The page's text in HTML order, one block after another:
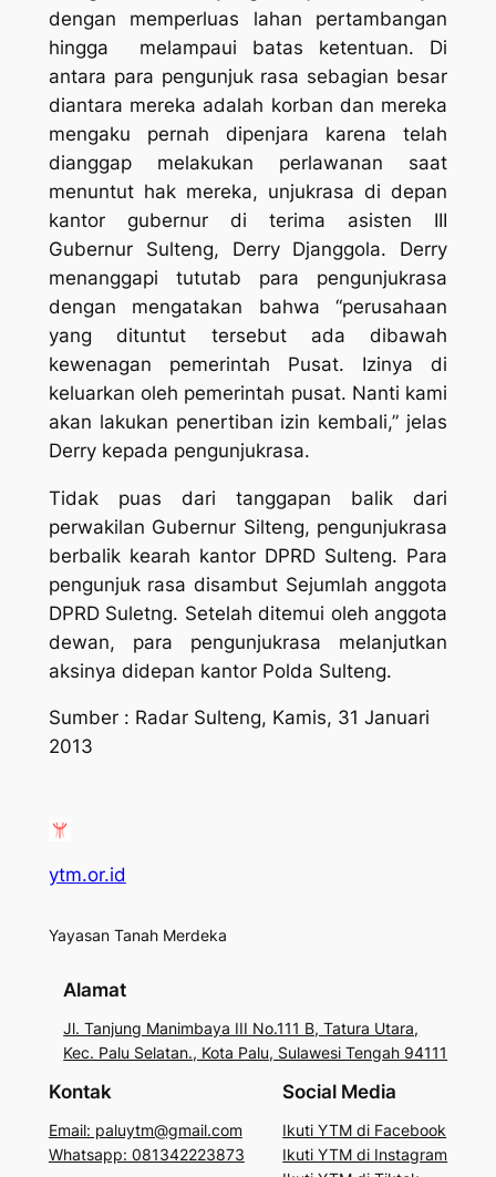
dengan memperluas lahan pertambangan
hingga melampaui batas ketentuan. Di
antara para pengunjuk rasa sebagian besar
diantara mereka adalah korban dan mereka
mengaku pernah dipenjara karena telah
dianggap melakukan perlawanan saat
menuntut hak mereka, unjukrasa di depan
kantor gubernur di terima asisten III
Gubernur Sulteng, Derry Djanggola. Derry
menanggapi tututab para pengunjukrasa
dengan mengatakan bahwa “perusahaan
yang dituntut tersebut ada dibawah
kewenagan pemerintah Pusat. Izinya di
keluarkan oleh pemerintah pusat. Nanti kami
akan lakukan penertiban izin kembali,” jelas
Derry kepada pengunjukrasa.
Tidak puas dari tanggapan balik dari
perwakilan Gubernur Silteng, pengunjukrasa
berbalik kearah kantor DPRD Sulteng. Para
pengunjuk rasa disambut Sejumlah anggota
DPRD Suletng. Setelah ditemui oleh anggota
dewan, para pengunjukrasa melanjutkan
aksinya didepan kantor Polda Sulteng.
Sumber : Radar Sulteng, Kamis, 31 Januari
2013
ytm.or.id
Yayasan Tanah Merdeka
Alamat
Jl. Tanjung Manimbaya III No.111 B, Tatura Utara,
Kec. Palu Selatan., Kota Palu, Sulawesi Tengah 94111
Kontak
Email: paluytm@gmail.com
Whatsapp: 081342223873
Social Media
Ikuti YTM di Facebook
Ikuti YTM di Instagram